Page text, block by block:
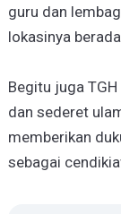
guru dan
lokasinya
Begitu juga TGH
dan sederet
memberikan
sebagai